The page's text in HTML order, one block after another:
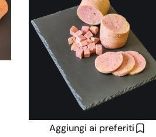
Aggiungi ai preferiti